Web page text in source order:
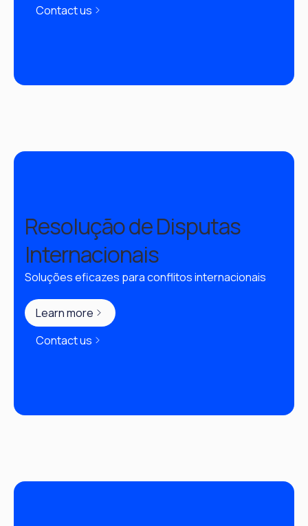
Contact us
Resolução de Disputas
Internacionais
Soluções eficazes para conflitos internacionais
Learn more
Contact us